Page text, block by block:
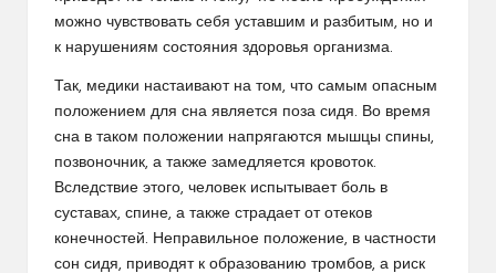
можно чувствовать себя уставшим и разбитым, но и
к нарушениям состояния здоровья организма.
Так, медики настаивают на том, что самым опасным
положением для сна является поза сидя. Во время
сна в таком положении напрягаются мышцы спины,
позвоночник, а также замедляется кровоток.
Вследствие этого, человек испытывает боль в
суставах, спине, а также страдает от отеков
конечностей. Неправильное положение, в частности
сон сидя, приводят к образованию тромбов, а риск